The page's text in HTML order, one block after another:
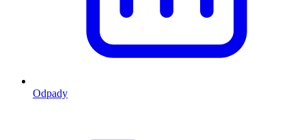
Odpady